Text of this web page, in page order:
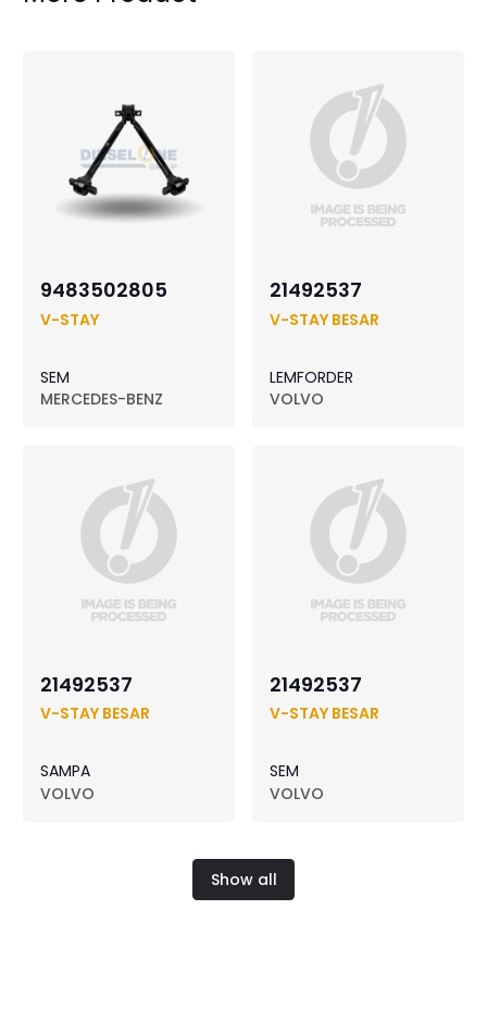
9483502805
V-STAY
SEM
MERCEDES-BENZ
21492537
V-STAY BESAR
LEMFORDER
VOLVO
21492537
V-STAY BESAR
SAMPA
VOLVO
21492537
V-STAY BESAR
SEM
VOLVO
Show all